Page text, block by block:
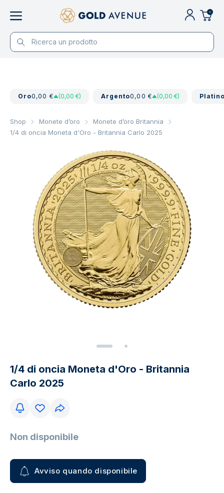
0
Oro0,00 € (0,00 €) Argento0,00 € (0,00 €)
Shop Monete d’oro
Monete d’oro Britannia
1/4 di oncia Moneta d'Oro - Britannia Carlo 2025
1/4 di oncia Moneta d'Oro - Britannia
Carlo 2025
Non disponibile
Avviso quando disponibile